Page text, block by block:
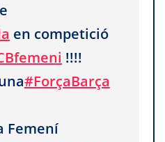
en competició
!!!!
#ForçaBarça
Femení